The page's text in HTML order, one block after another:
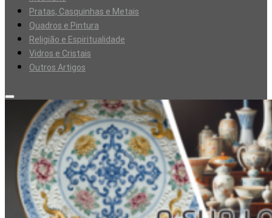
Pratas, Casquinhas e Metais
Quadros e Pintura
Religião e Espiritualidade
Vidros e Cristais
Outros Artigos